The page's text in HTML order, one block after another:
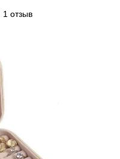
1 отзыв